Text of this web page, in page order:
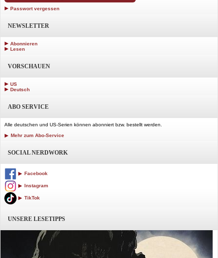
Passwort vergessen
NEWSLETTER
Abonnieren
Lesen
VORSCHAUEN
US
Deutsch
ABO SERVICE
Alle deutschen und US-Serien können abonniert bzw. bestellt werden.
Mehr zum Abo-Service
SOCIAL NERDWORK
Facebook
Instagram
TikTok
UNSERE LESETIPPS